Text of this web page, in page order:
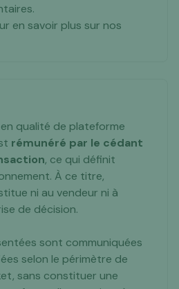
en savoir plus sur nos
qualité de plateforme
rémunéré par le cédant
, ce qui définit
À ce titre,
ni au vendeur ni à
de décision.
sont communiquées
selon le périmètre de
sans constituer une